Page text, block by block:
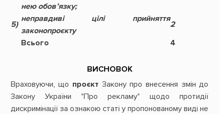
нею обов’язку;
5)
неправдиві цілі прийняття
законопроєкту
2
Всього
4
ВИСНОВОК
Враховуючи, що проєкт Закону про внесення змін до
Закону України "Про рекламу" щодо протидії
дискримінації за ознакою статі у пропонованому виді не